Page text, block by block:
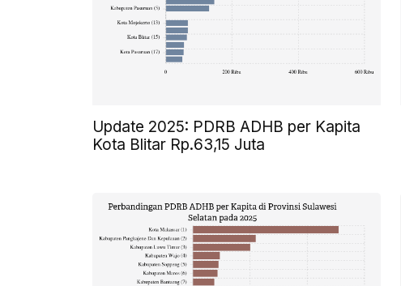
Update 2025: PDRB ADHB per Kapita
Kota Blitar Rp.63,15 Juta